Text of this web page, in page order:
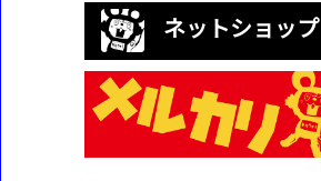
ネットショップ